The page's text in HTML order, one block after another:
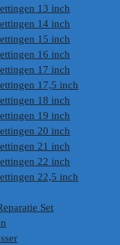
13 inch
14 inch
15 inch
16 inch
17 inch
17,5 inch
18 inch
19 inch
20 inch
21 inch
22 inch
22,5 inch
Set